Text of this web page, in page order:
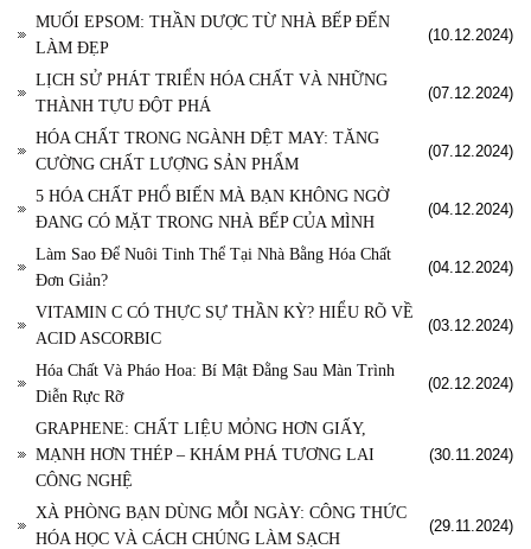
MUỐI EPSOM: THẦN DƯỢC TỪ NHÀ BẾP ĐẾN
LÀM ĐẸP
(10.12.2024)
LỊCH SỬ PHÁT TRIỂN HÓA CHẤT VÀ NHỮNG
THÀNH TỰU ĐỘT PHÁ
(07.12.2024)
HÓA CHẤT TRONG NGÀNH DỆT MAY: TĂNG
CƯỜNG CHẤT LƯỢNG SẢN PHẨM
(07.12.2024)
5 HÓA CHẤT PHỔ BIẾN MÀ BẠN KHÔNG NGỜ
ĐANG CÓ MẶT TRONG NHÀ BẾP CỦA MÌNH
(04.12.2024)
Làm Sao Để Nuôi Tinh Thể Tại Nhà Bằng Hóa Chất
Đơn Giản?
(04.12.2024)
VITAMIN C CÓ THỰC SỰ THẦN KỲ? HIỂU RÕ VỀ
ACID ASCORBIC
(03.12.2024)
Hóa Chất Và Pháo Hoa: Bí Mật Đằng Sau Màn Trình
Diễn Rực Rỡ
(02.12.2024)
GRAPHENE: CHẤT LIỆU MỎNG HƠN GIẤY,
MẠNH HƠN THÉP – KHÁM PHÁ TƯƠNG LAI
CÔNG NGHỆ
(30.11.2024)
XÀ PHÒNG BẠN DÙNG MỖI NGÀY: CÔNG THỨC
HÓA HỌC VÀ CÁCH CHÚNG LÀM SẠCH
(29.11.2024)